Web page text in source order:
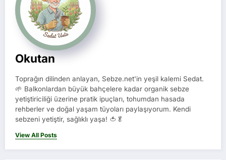
Okutan
Toprağın dilinden anlayan, Sebze.net'in yeşil kalemi Sedat.
🌱 Balkonlardan büyük bahçelere kadar organik sebze
yetiştiriciliği üzerine pratik ipuçları, tohumdan hasada
rehberler ve doğal yaşam tüyoları paylaşıyorum. Kendi
sebzeni yetiştir, sağlıklı yaşa! 🍅🥬
View All Posts